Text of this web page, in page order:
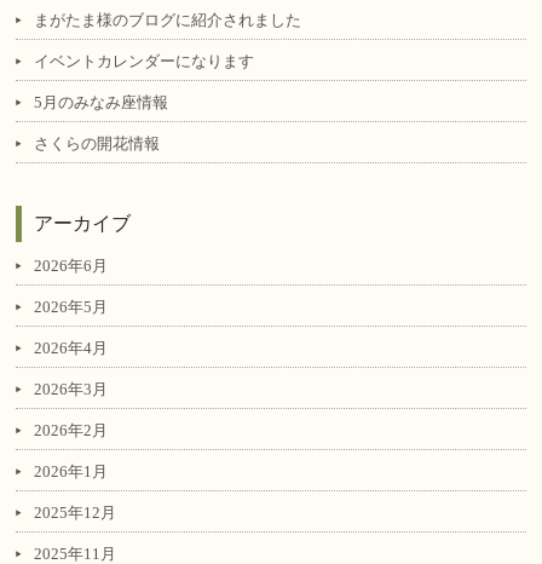
まがたま様のブログに紹介されました
イベントカレンダーになります
5月のみなみ座情報
さくらの開花情報
アーカイブ
2026年6月
2026年5月
2026年4月
2026年3月
2026年2月
2026年1月
2025年12月
2025年11月